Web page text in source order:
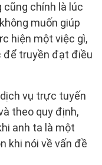
cũng chính là lúc
muốn giúp
hiện một việc gì,
để truyền đạt điều
vụ trực tuyến
theo quy định,
anh ta là một
khi nói về vấn đề